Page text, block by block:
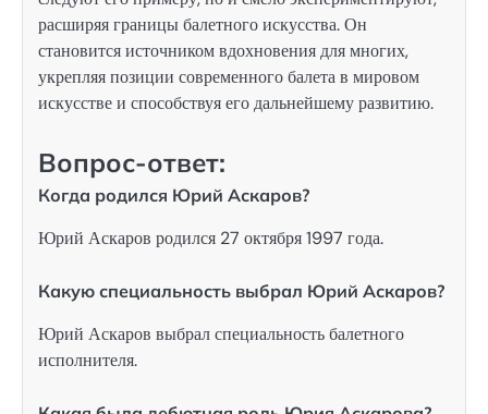
расширяя границы балетного искусства. Он
становится источником вдохновения для многих,
укрепляя позиции современного балета в мировом
искусстве и способствуя его дальнейшему развитию.
Вопрос-ответ:
Когда родился Юрий Аскаров?
Юрий Аскаров родился 27 октября 1997 года.
Какую специальность выбрал Юрий Аскаров?
Юрий Аскаров выбрал специальность балетного
исполнителя.